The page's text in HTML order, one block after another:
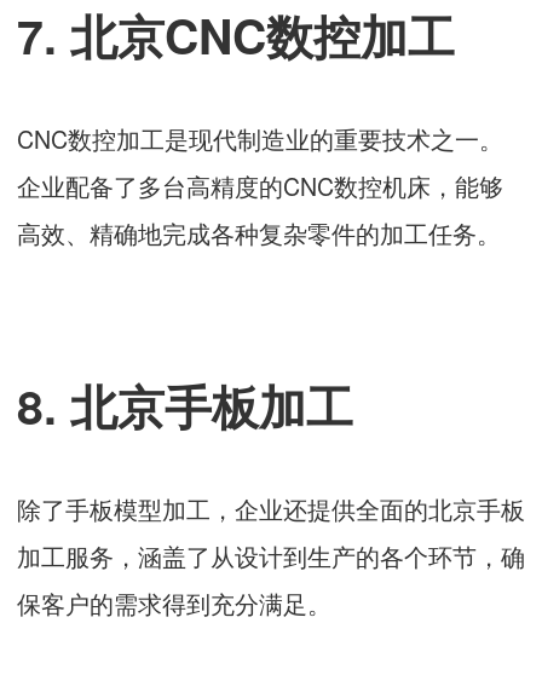
7. 北京CNC数控加工
CNC数控加工是现代制造业的重要技术之一。
企业配备了多台高精度的CNC数控机床，能够
高效、精确地完成各种复杂零件的加工任务。
8. 北京手板加工
除了手板模型加工，企业还提供全面的北京手板
加工服务，涵盖了从设计到生产的各个环节，确
保客户的需求得到充分满足。